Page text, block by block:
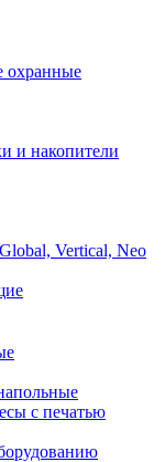
охранные
и накопители
Vertical, Neo
с печатью